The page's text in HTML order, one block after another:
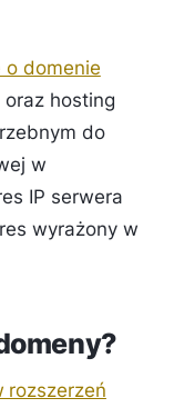
o domenie
oraz hosting
do
w
IP serwera
wyrażony w
rozszerzeń